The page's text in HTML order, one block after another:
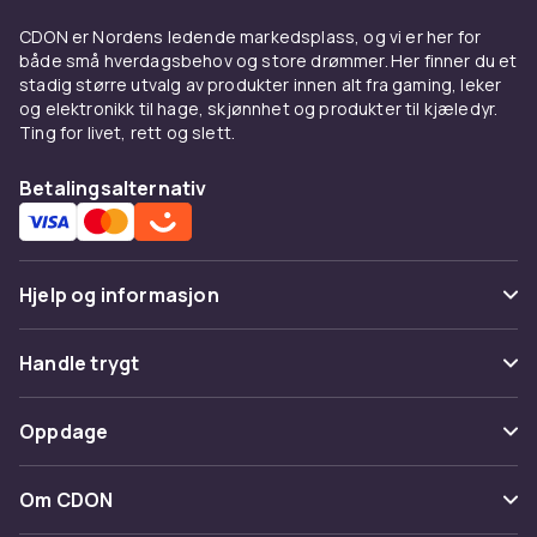
Finn ditt perfektefotballspillbordblant CDON
sitt store utvalg.
Bordenes overflate, stangenes kvalitet og
stabiliteten i bunnen er viktige faktorer å se
på. Et godt fotballspillbord har jevn spilleflate,
glatte stenger uten friksjon og stabile bein
som tåler intensiv bruk. Sjekk alltid
produktbeskrivelsen og kundeanmeldelsene
for å sikre at du får det beste for pengene.
Kjøpfotballspillballer, reservedeler og merhos
CDON for å holde bordet i toppstand.
Reservedeler og tilbehør
viktig med jevnlig vedlikehold. CDON tilbyr et
godt utvalg av reservedeler og tilbehør,
CDON er Nordens ledende markedsplass, og vi er her for
både små hverdagsbehov og store drømmer. Her finner du et
stadig større utvalg av produkter innen alt fra gaming, leker
og elektronikk til hage, skjønnhet og produkter til kjæledyr.
Ting for livet, rett og slett.
Betalingsalternativ
Hjelp og informasjon
Vanlige spørsmål
Spor pakke
Angre & returner her
Kontakt oss
Handle trygt
Betaling
Levering
Oppdage
Kategorier
Om CDON